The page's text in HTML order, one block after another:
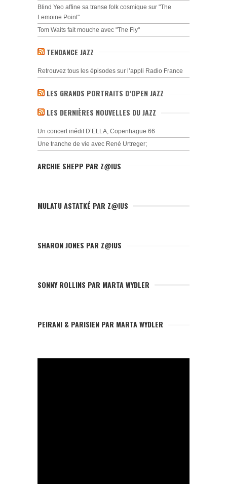
Blind Yeo affine sa transe folk cosmique sur "The
Lemoine Point"
Tom Waits fait mouche avec "The Fly"
TENDANCE JAZZ
Retrouvez tous les épisodes sur l’appli Radio France
LES GRANDS PORTRAITS D’OPEN JAZZ
LES DERNIÈRES NOUVELLES DU JAZZ
Un concert inédit D’ELLA, Copenhague 66
Une tranche de vie avec René Urtreger;
ARCHIE SHEPP PAR Z@IUS
MULATU ASTATKÉ PAR Z@IUS
SHARON JONES PAR Z@IUS
SONNY ROLLINS PAR MARTA WYDLER
PEIRANI & PARISIEN PAR MARTA WYDLER